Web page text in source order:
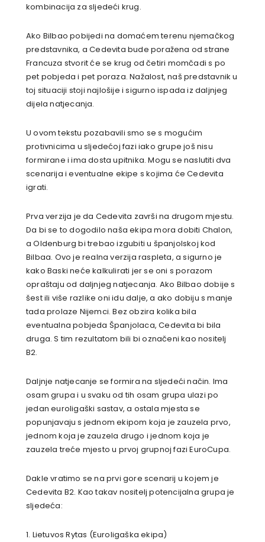
kombinacija za sljedeći krug.
Ako Bilbao pobijedi na domaćem terenu njemačkog
predstavnika, a Cedevita bude poražena od strane
Francuza stvorit će se krug od četiri momčadi s po
pet pobjeda i pet poraza. Nažalost, naš predstavnik u
toj situaciji stoji najlošije i sigurno ispada iz daljnjeg
dijela natjecanja.
U ovom tekstu pozabavili smo se s mogućim
protivnicima u sljedećoj fazi iako grupe još nisu
formirane i ima dosta upitnika. Mogu se naslutiti dva
scenarija i eventualne ekipe s kojima će Cedevita
igrati.
Prva verzija je da Cedevita završi na drugom mjestu.
Da bi se to dogodilo naša ekipa mora dobiti Chalon,
a Oldenburg bi trebao izgubiti u španjolskoj kod
Bilbaa. Ovo je realna verzija raspleta, a sigurno je
kako Baski neće kalkulirati jer se oni s porazom
opraštaju od daljnjeg natjecanja. Ako Bilbao dobije s
šest ili više razlike oni idu dalje, a ako dobiju s manje
tada prolaze Nijemci. Bez obzira kolika bila
eventualna pobjeda Španjolaca, Cedevita bi bila
druga. S tim rezultatom bili bi označeni kao nositelj
B2.
Daljnje natjecanje se formira na sljedeći način. Ima
osam grupa i u svaku od tih osam grupa ulazi po
jedan euroligaški sastav, a ostala mjesta se
popunjavaju s jednom ekipom koja je zauzela prvo,
jednom koja je zauzela drugo i jednom koja je
zauzela treće mjesto u prvoj grupnoj fazi EuroCupa.
Dakle vratimo se na prvi gore scenarij u kojem je
Cedevita B2. Kao takav nositelj potencijalna grupa je
sljedeća:
1. Lietuvos Rytas (Euroligaška ekipa)